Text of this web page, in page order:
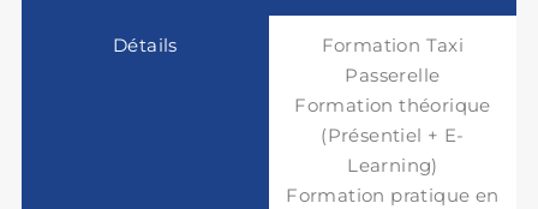
Formation Taxi
Passerelle
Formation théorique
(Présentiel + E-
Learning)
Formation pratique en